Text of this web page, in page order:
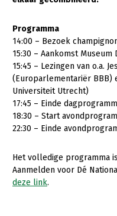
Bodem en water
Platteland en
Mens,
Internationaal
Sectoren
Biologische Landbouw
Plant
Programma
14:00 – Bezoek
15:30 – Aankomst Museum
15:45 – Lezingen van o.a.
(Europarlementariër BBB)
Universiteit Utrecht)
17:45 – Einde
18:30 – Start
22:30 – Einde
Het volledige programma is
Aanmelden voor Dé
deze link.